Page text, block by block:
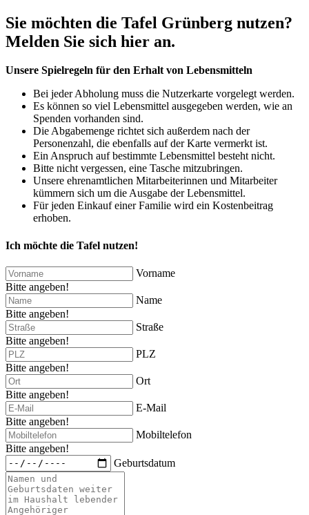
Sie möchten die Tafel Grünberg nutzen?
Melden Sie sich hier an.
Unsere Spielregeln für den Erhalt von Lebensmitteln
Bei jeder Abholung muss die Nutzerkarte vorgelegt werden.
Es können so viel Lebensmittel ausgegeben werden, wie an
Spenden vorhanden sind.
Die Abgabemenge richtet sich außerdem nach der
Personenzahl, die ebenfalls auf der Karte vermerkt ist.
Ein Anspruch auf bestimmte Lebensmittel besteht nicht.
Bitte nicht vergessen, eine Tasche mitzubringen.
Unsere ehrenamtlichen Mitarbeiterinnen und Mitarbeiter
kümmern sich um die Ausgabe der Lebensmittel.
Für jeden Einkauf einer Familie wird ein Kostenbeitrag
erhoben.
Ich möchte die Tafel nutzen!
Vorname
Bitte angeben!
Name
Bitte angeben!
Straße
Bitte angeben!
PLZ
Bitte angeben!
Ort
Bitte angeben!
E-Mail
Bitte angeben!
Mobiltelefon
Bitte angeben!
Geburtsdatum